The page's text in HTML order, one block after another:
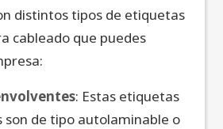
distintos tipos de etiquetas
cableado que puedes
: Estas etiquetas
son de tipo autolaminable o